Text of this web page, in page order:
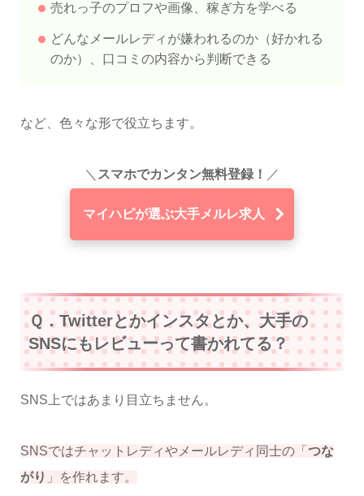
売れっ子のプロフや画像、稼ぎ方を学べる
どんなメールレディが嫌われるのか（好かれる
のか）、口コミの内容から判断できる
など、色々な形で役立ちます。
＼ スマホでカンタン無料登録！ ／
マイハピが選ぶ大手メルレ求人
Ｑ．Twitterとかインスタとか、大手の
SNSにもレビューって書かれてる？
SNS上ではあまり目立ちません。
SNSではチャットレディやメールレディ同士の「 つな
がり 」を作れます。